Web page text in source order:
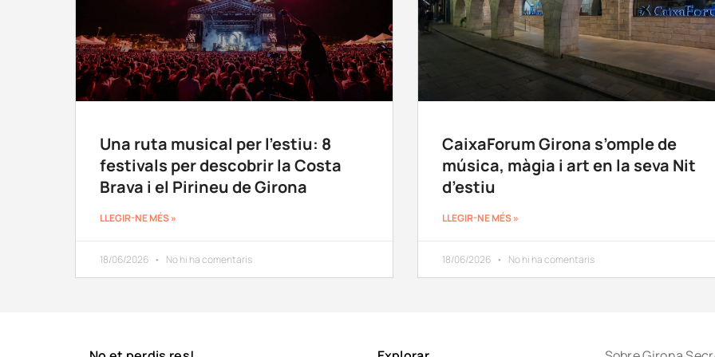
Una ruta musical per l’estiu: 8
festivals per descobrir la Costa
Brava i el Pirineu de Girona
LLEGIR-NE MÉS »
18/06/2026 No hi ha comentaris
CaixaForum Girona s’omple de
música, màgia i art en la seva Nit
d’estiu
LLEGIR-NE MÉS »
18/06/2026 No hi ha comentaris